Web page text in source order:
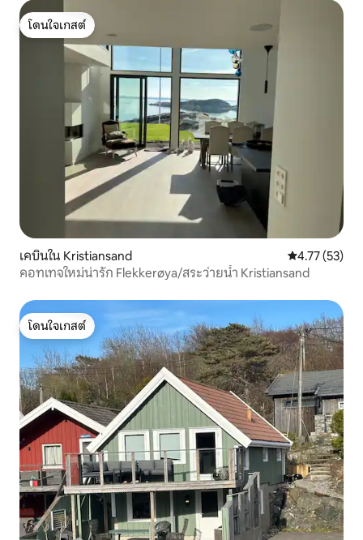
โดนใจเกสต์
โดนใจเกสต์
เคบินใน Kristiansand คะแนนเฉลี่ย
4.77 (53)
คอทเทจใหม่น่ารัก Flekkerøya/สระว่ายน้ำ Kristiansand
โดนใจเกสต์
โดนใจเกสต์